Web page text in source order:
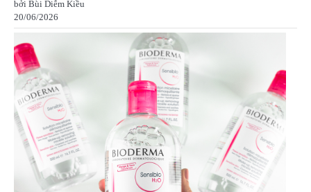
bởi Bùi Diễm Kiều
20/06/2026